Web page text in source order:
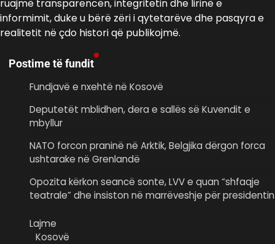
ruajmë transparencën, integritetin dhe lirinë e
informimit, duke u bërë zëri i qytetarëve dhe pasqyra e
realitetit në çdo histori që publikojmë.
Postime të fundit
Fundjavë e nxehtë në Kosovë
Deputetët mblidhen, dera e sallës së Kuvendit e
mbyllur
NATO forcon praninë në Arktik, Belgjika dërgon forca
ushtarake në Grenlandë
Opozita kërkon seancë sonte, LVV e quan “shfaqje
teatrale” dhe insiston në marrëveshje për presidentin
Lajme
Kosovë